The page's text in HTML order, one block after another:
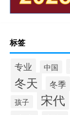
标签
专业 中国
冬天 冬季
孩子 宋代